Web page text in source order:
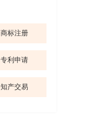
商标注册
专利申请
知产交易